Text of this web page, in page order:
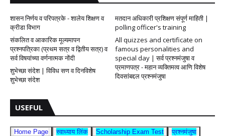
शासन निर्णय व परिपत्रके - शालेय शिक्षण व
क्रीडा विभाग
मतदान अधिकारी प्रशिक्षण संपूर्ण माहिती |
polling officer's training
संकलित व आकारिक मूल्यमापन
प्रश्नपत्रिका (प्रथम सत्र व द्वितीय सत्र) व
सर्व विषयांच्या वर्णनात्मक नोंदी
All quizzes and certificate on
famous personalities and
special day | सर्व प्रश्नमंजुषा व
प्रमाणपत्र - महान व्यक्तिमत्व आणि विशेष
दिवसांबद्दल प्रश्नमंजुषा
शुभेच्छा संदेश | विविध सण व दिनविशेष
शुभेच्छा संदेश
USEFUL
Home Page स्वाध्याय लिंक Scholarship Exam Test
प्रश्नमंजुषा